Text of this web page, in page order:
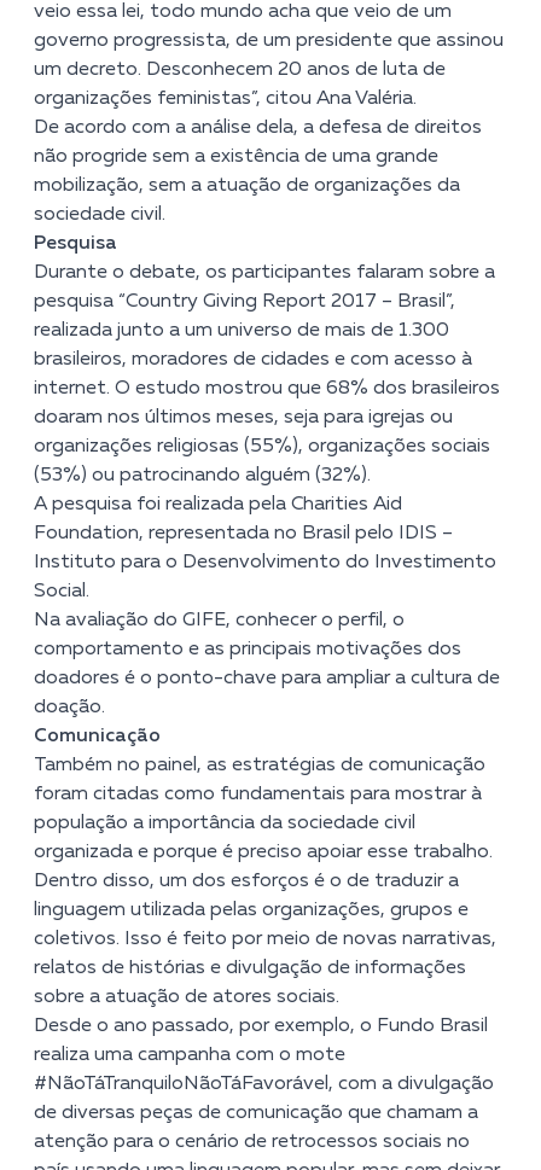
veio essa lei, todo mundo acha que veio de um
governo progressista, de um presidente que assinou
um decreto. Desconhecem 20 anos de luta de
organizações feministas”, citou Ana Valéria.
De acordo com a análise dela, a defesa de direitos
não progride sem a existência de uma grande
mobilização, sem a atuação de organizações da
sociedade civil.
Pesquisa
Durante o debate, os participantes falaram sobre a
pesquisa “Country Giving Report 2017 – Brasil ”,
realizada junto a um universo de mais de 1.300
brasileiros, moradores de cidades e com acesso à
internet. O estudo mostrou que 68% dos brasileiros
doaram nos últimos meses, seja para igrejas ou
organizações religiosas (55%), organizações sociais
(53%) ou patrocinando alguém (32%).
A pesquisa foi realizada pela Charities Aid
Foundation, representada no Brasil pelo IDIS –
Instituto para o Desenvolvimento do Investimento
Social.
Na avaliação do GIFE, conhecer o perfil, o
comportamento e as principais motivações dos
doadores é o ponto-chave para ampliar a cultura de
doação.
Comunicação
Também no painel, as estratégias de comunicação
foram citadas como fundamentais para mostrar à
população a importância da sociedade civil
organizada e porque é preciso apoiar esse trabalho.
Dentro disso, um dos esforços é o de traduzir a
linguagem utilizada pelas organizações, grupos e
coletivos. Isso é feito por meio de novas narrativas,
relatos de histórias e divulgação de informações
sobre a atuação de atores sociais.
Desde o ano passado, por exemplo, o Fundo Brasil
realiza uma campanha com o mote
#NãoTáTranquiloNãoTáFavorável, com a divulgação
de diversas peças de comunicação que chamam a
atenção para o cenário de retrocessos sociais no